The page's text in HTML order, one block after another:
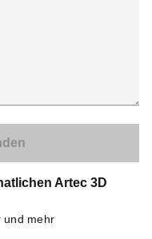
Artec 3D
und mehr